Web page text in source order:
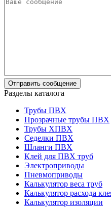
Разделы каталога
Трубы ПВХ
Прозрачные трубы ПВХ
Трубы ХПВХ
Седелки ПВХ
Шланги ПВХ
Клей для ПВХ труб
Электроприводы
Пневмоприводы
Калькулятор веса труб
Калькулятор расхода
Калькулятор изоляции